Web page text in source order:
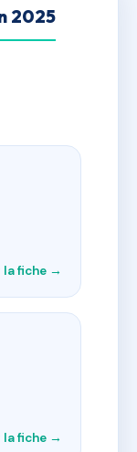
2025
la fiche →
la fiche →